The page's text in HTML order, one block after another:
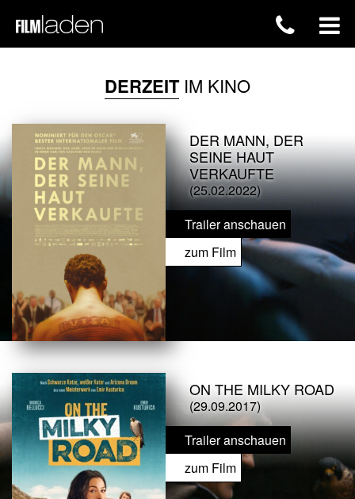
DERZEITIM KINO
DER MANN, DER
SEINE HAUT
VERKAUFTE
(25.02.2022)
Trailer anschauen
zum Film
ON THE MILKY ROAD
(29.09.2017)
Trailer anschauen
zum Film